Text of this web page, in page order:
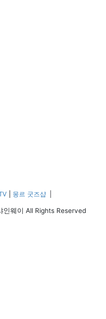
몽르 굿즈샵
웨이 All Rights Reserved